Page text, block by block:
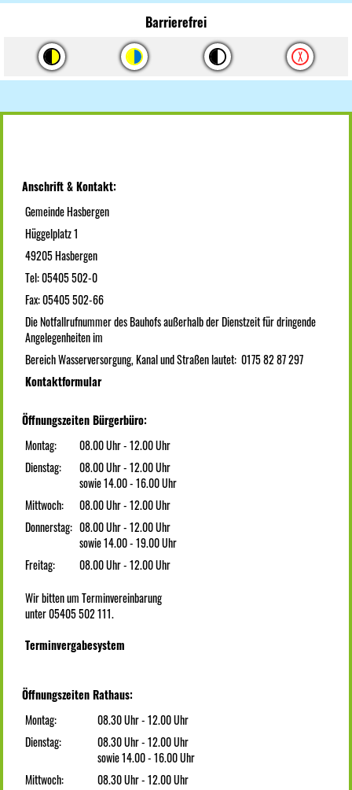
Barrierefrei
Anschrift & Kontakt:
Gemeinde Hasbergen
Hüggelplatz 1
49205 Hasbergen
Tel: 05405 502-0
Fax: 05405 502-66
Die Notfallrufnummer des Bauhofs außerhalb der Dienstzeit für dringende
Angelegenheiten im
Bereich Wasserversorgung, Kanal und Straßen lautet: 0175 82 87 297
Kontaktformular
Öffnungszeiten Bürgerbüro:
Montag:
08.00 Uhr - 12.00 Uhr
Dienstag:
08.00 Uhr - 12.00 Uhr
sowie 14.00 - 16.00 Uhr
Mittwoch:
08.00 Uhr - 12.00 Uhr
Donnerstag: 08.00 Uhr - 12.00 Uhr
sowie 14.00 - 19.00 Uhr
Freitag:
08.00 Uhr - 12.00 Uhr
Wir bitten um Terminvereinbarung
unter 05405 502 111.
Terminvergabesystem
Öffnungszeiten Rathaus:
Montag:
08.30 Uhr - 12.00 Uhr
Dienstag:
08.30 Uhr - 12.00 Uhr
sowie 14.00 - 16.00 Uhr
Mittwoch:
08.30 Uhr - 12.00 Uhr